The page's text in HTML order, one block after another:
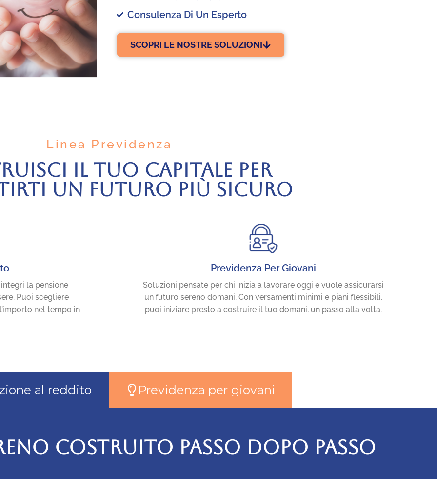
Consulenza Di Un Esperto
SCOPRI LE NOSTRE SOLUZIONI
Linea Previdenza
IL TUO CAPITALE PER
UN FUTURO PIÙ SICURO
la pensione
Puoi scegliere
nel tempo in
Previdenza Per Giovani
Soluzioni pensate per chi inizia a lavorare oggi e vuole assicurarsi
un futuro sereno domani. Con versamenti minimi e piani flessibili,
puoi iniziare presto a costruire il tuo domani, un passo alla volta.
al reddito Previdenza per giovani
COSTRUITO PASSO DOPO PASSO